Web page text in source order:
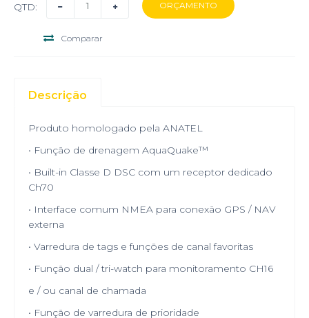
QTD:
Comparar
Descrição
Produto homologado pela ANATEL
• Função de drenagem AquaQuake™
• Built-in Classe D DSC com um receptor dedicado
Ch70
• Interface comum NMEA para conexão GPS / NAV
externa
• Varredura de tags e funções de canal favoritas
• Função dual / tri-watch para monitoramento CH16
e / ou canal de chamada
• Função de varredura de prioridade